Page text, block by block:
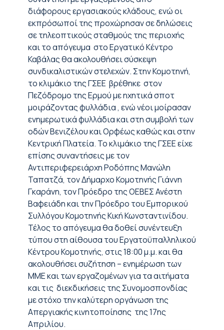
διάφορους εργασιακούς κλάδους, ενώ οι
εκπρόσωποί της προχώρησαν σε δηλώσεις
σε τηλεοπτικούς σταθμούς της περιοχής
και το απόγευμα στο Εργατικό Κέντρο
Καβάλας θα ακολουθήσει σύσκεψη
συνδικαλιστικών στελεχών. Στην Κομοτηνή,
το κλιμάκιο της ΓΣΕΕ βρέθηκε στον
Πεζόδρομο της Ερμού με ηχητικά σποτ
μοιράζοντας φυλλάδια , ενώ νέοι μοίρασαν
ενημερωτικά φυλλάδια και στη συμβολή των
οδών Βενιζέλου και Ορφέως καθώς και στην
Κεντρική Πλατεία. Το κλιμάκιο της ΓΣΕΕ είχε
επίσης συναντήσεις με τον
Αντιπεριφερειάρχη Ροδόπης Μανώλη
Ταπατζά, τον Δήμαρχο Κομοτηνής Γιάννη
Γκαράνη, τον Πρόεδρο της ΟΕΒΕΣ Ανέστη
Βαφειάδη και την Πρόεδρο του Εμπορικού
Συλλόγου Κομοτηνής Κική Κωνσταντινίδου.
Τέλος το απόγευμα θα δοθεί συνέντευξη
τύπου στη αίθουσα του Εργατοϋπαλληλικού
Κέντρου Κομοτηνής, στις 18:00 μ.μ. και θα
ακολουθήσει συζήτηση – ενημέρωση των
ΜΜΕ και των εργαζομένων για τα αιτήματα
και τις διεκδικήσεις της Συνομοσπονδίας
με στόχο την καλύτερη οργάνωση της
Απεργιακής κινητοποίησης της 17ης
Απριλίου.